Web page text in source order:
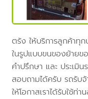
ตรัง ให้บริการลูกค้าทุ
ในรูปแบบขนของย้าย
คำปรึกษา และ ประเมิ
สอบถามได้ครับ รถรับ
ให้โอกาสเราได้รับใช้ท่